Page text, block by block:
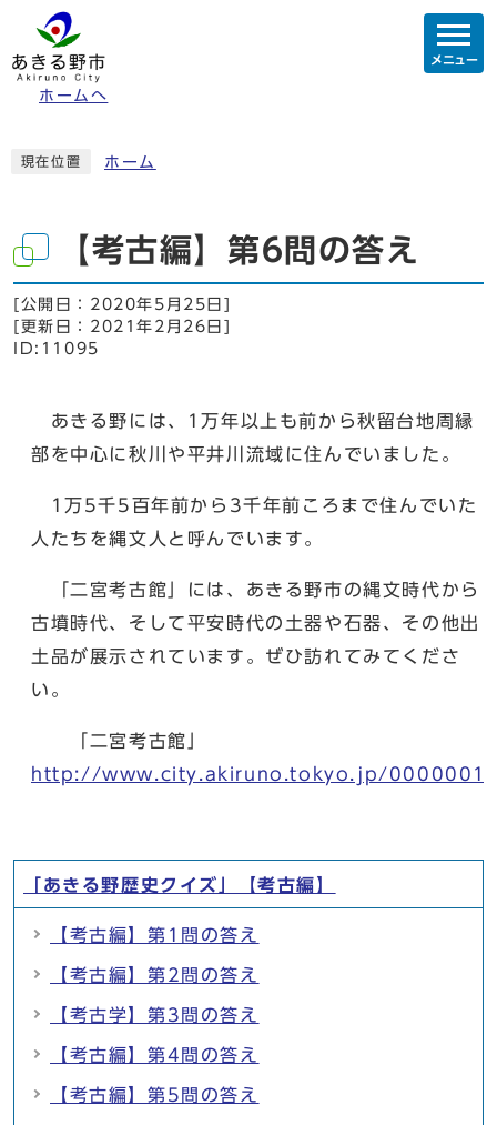
ホームへ
メニュー
現在位置 ホーム
【考古編】第6問の答え
[公開日： 2020年5月25日
[更新日： 2021年2月26日
ID:11095
あきる野には、1万年以上も前から秋留台地周縁
部を中心に秋川や平井川流域に住んでいました。
1万5千5百年前から3千年前ころまで住んでいた
人たちを縄文人と呼んでいます。
「二宮考古館」には、あきる野市の縄文時代から
古墳時代、そして平安時代の土器や石器、その他出
土品が展示されています。ぜひ訪れてみてくださ
い。
「二宮考古館」
http://www.city.akiruno.tokyo.jp/
「あきる野歴史クイズ」【考古編】
【考古編】第1問の答え
【考古編】第2問の答え
【考古学】第3問の答え
【考古編】第4問の答え
【考古編】第5問の答え